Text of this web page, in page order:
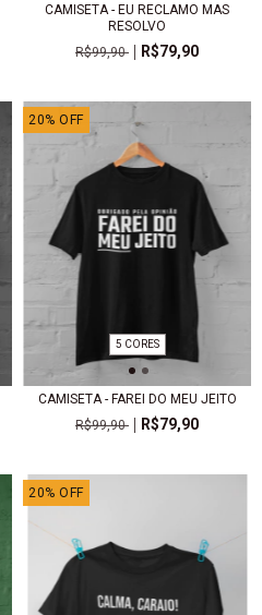
CAMISETA - EU RECLAMO MAS
RESOLVO
R$99,90
R$79,90
20% OFF
5 CORES
CAMISETA - FAREI DO MEU JEITO
R$99,90
R$79,90
20% OFF